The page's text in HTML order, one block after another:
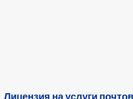
Лицензия на услуги